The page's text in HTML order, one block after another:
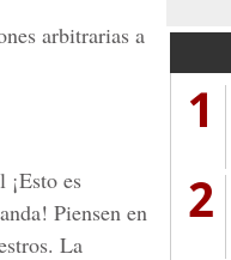
arbitrarias a
¡Esto es
Piensen en
La
1
2